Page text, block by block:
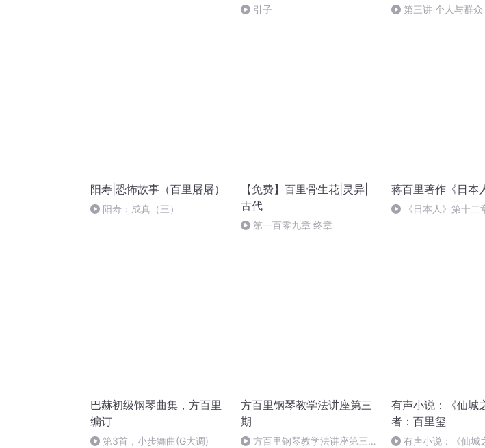
引子 第三讲 个人与群众
阳寿|恐怖故事（百里屠屠）
阳寿：成真（三）
【免费】百里骨生花|灵异|
古代
第一百零九章 终章
蒋百里著作《日本
《日本人》第十二
巴赫初级钢琴曲集，方百里
编订
第3首，小步舞曲(G大调)
方百里钢琴教学法讲座第三
期
方百里钢琴教学法讲座第三期
有声小说：《仙城
者：百里玺
有声小说：《仙城